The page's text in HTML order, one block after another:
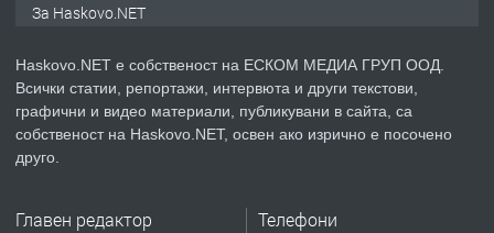
преди 3 дни
ПРЕДЛАГА СГЛОБЯВАНЕ НА МЕБЕЛИ.
За Haskovo.NET
Haskovo.NET е собственост на ЕСКОМ МЕДИА ГРУП ООД.
Всички статии, репортажи, интервюта и други текстови,
графични и видео материали, публикувани в сайта, са
собственост на Haskovo.NET, освен ако изрично е посочено
друго.
Главен редактор Телефони